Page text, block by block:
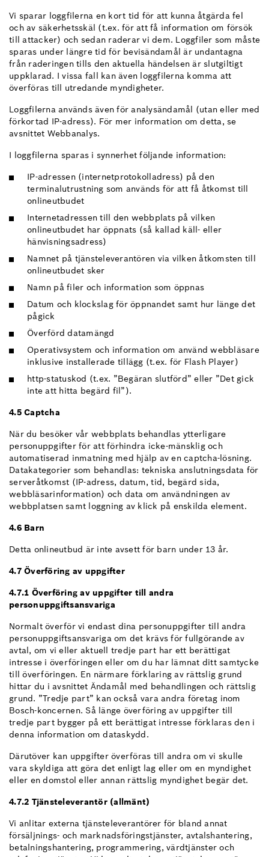
Vi sparar loggfilerna en kort tid för att kunna åtgärda fel
och av säkerhetsskäl (t.ex. för att få information om försök
till attacker) och sedan raderar vi dem. Loggfiler som måste
sparas under längre tid för bevisändamål är undantagna
från raderingen tills den aktuella händelsen är slutgiltigt
uppklarad. I vissa fall kan även loggfilerna komma att
överföras till utredande myndigheter.
Loggfilerna används även för analysändamål (utan eller med
förkortad IP-adress). För mer information om detta, se
avsnittet Webbanalys.
I loggfilerna sparas i synnerhet följande information:
IP-adressen (internetprotokolladress) på den
terminalutrustning som används för att få åtkomst till
onlineutbudet
Internetadressen till den webbplats på vilken
onlineutbudet har öppnats (så kallad käll- eller
hänvisningsadress)
Namnet på tjänsteleverantören via vilken åtkomsten till
onlineutbudet sker
Namn på filer och information som öppnas
Datum och klockslag för öppnandet samt hur länge det
pågick
Överförd datamängd
Operativsystem och information om använd webbläsare
inklusive installerade tillägg (t.ex. för Flash Player)
http-statuskod (t.ex. ”Begäran slutförd” eller ”Det gick
inte att hitta begärd fil”).
4.5 Captcha
När du besöker vår webbplats behandlas ytterligare
personuppgifter för att förhindra icke-mänsklig och
automatiserad inmatning med hjälp av en captcha-lösning.
Datakategorier som behandlas: tekniska anslutningsdata för
serveråtkomst (IP-adress, datum, tid, begärd sida,
webbläsarinformation) och data om användningen av
webbplatsen samt loggning av klick på enskilda element.
4.6 Barn
Detta onlineutbud är inte avsett för barn under 13 år.
4.7 Överföring av uppgifter
4.7.1 Överföring av uppgifter till andra
personuppgiftsansvariga
Normalt överför vi endast dina personuppgifter till andra
personuppgiftsansvariga om det krävs för fullgörande av
avtal, om vi eller aktuell tredje part har ett berättigat
intresse i överföringen eller om du har lämnat ditt samtycke
till överföringen. En närmare förklaring av rättslig grund
hittar du i avsnittet Ändamål med behandlingen och rättslig
grund. ”Tredje part” kan också vara andra företag inom
Bosch-koncernen. Så länge överföring av uppgifter till
tredje part bygger på ett berättigat intresse förklaras den i
denna information om dataskydd.
Därutöver kan uppgifter överföras till andra om vi skulle
vara skyldiga att göra det enligt lag eller om en myndighet
eller en domstol eller annan rättslig myndighet begär det.
4.7.2 Tjänsteleverantör (allmänt)
Vi anlitar externa tjänsteleverantörer för bland annat
försäljnings- och marknadsföringstjänster, avtalshantering,
betalningshantering, programmering, värdtjänster och